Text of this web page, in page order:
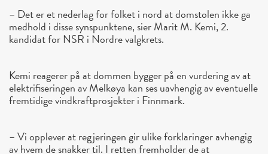
– Det er et nederlag for folket i nord at domstolen ikke ga
medhold i disse synspunktene, sier Marit M. Kemi, 2.
kandidat for NSR i Nordre valgkrets.
Kemi reagerer på at dommen bygger på en vurdering av at
elektrifiseringen av Melkøya kan ses uavhengig av eventuelle
fremtidige vindkraftprosjekter i Finnmark.
– Vi opplever at regjeringen gir ulike forklaringer avhengig
av hvem de snakker til. I retten fremholder de at